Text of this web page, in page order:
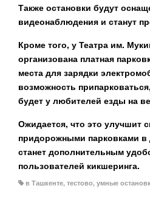
Также остановки будут
видеонаблюдения и станут
Кроме того, у Театра им.
организована платная
места для зарядки
возможность
будет у любителей езды на
Ожидается, что это улучшит
придорожными парковками в
станет дополнительным
пользователей кикшеринга.
в Ташкенте, тестово, умные